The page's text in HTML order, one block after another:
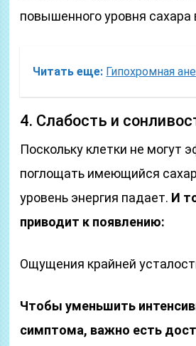
повышенного уровня сахара
Читать еще: Гипохромная
4. Слабость и
Поскольку клетки не могут
поглощать имеющийся
уровень энергия падает. И
приводит к появлению:
Ощущения крайней
Чтобы уменьшить
симптома, важно есть